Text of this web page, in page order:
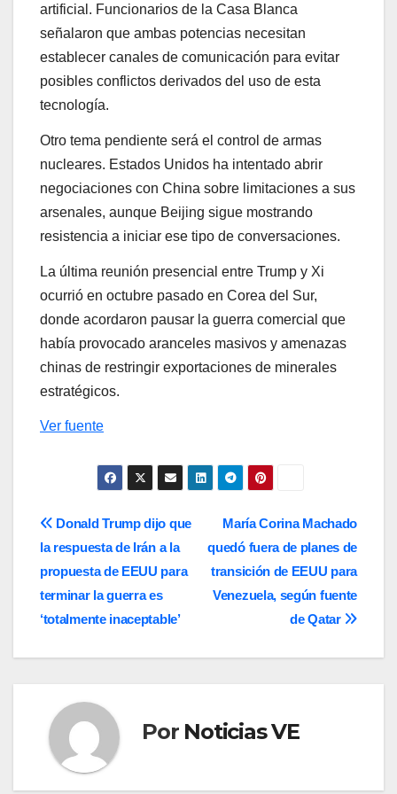
artificial. Funcionarios de la Casa Blanca
señalaron que ambas potencias necesitan
establecer canales de comunicación para evitar
posibles conflictos derivados del uso de esta
tecnología.
Otro tema pendiente será el control de armas
nucleares. Estados Unidos ha intentado abrir
negociaciones con China sobre limitaciones a sus
arsenales, aunque Beijing sigue mostrando
resistencia a iniciar ese tipo de conversaciones.
La última reunión presencial entre Trump y Xi
ocurrió en octubre pasado en Corea del Sur,
donde acordaron pausar la guerra comercial que
había provocado aranceles masivos y amenazas
chinas de restringir exportaciones de minerales
estratégicos.
Ver fuente
Navegación
de
entradas
María Corina Machado
quedó fuera de planes de
transición de EEUU para
Venezuela, según fuente
de Qatar
Donald Trump dijo que
la respuesta de Irán a la
propuesta de EEUU para
terminar la guerra es
‘totalmente inaceptable’
Por Noticias VE